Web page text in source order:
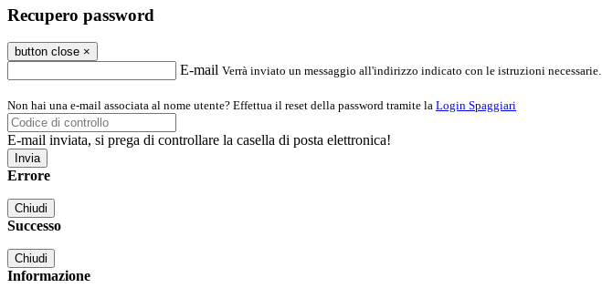
Recupero password
button close ×
E-mail Verrà inviato un messaggio all'indirizzo indicato con le istruzioni necessarie.
Non hai una e-mail associata al nome utente? Effettua il reset della password tramite la Login Spaggiari
E-mail inviata, si prega di controllare la casella di posta elettronica!
Errore
Chiudi
Successo
Chiudi
Informazione